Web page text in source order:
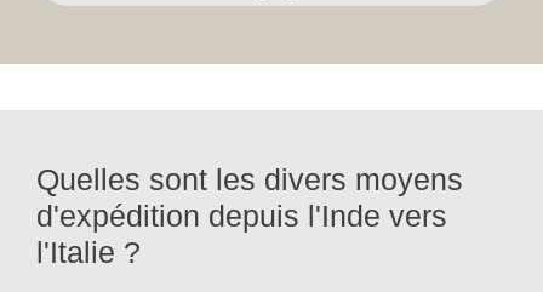
Quelles sont les divers moyens
d'expédition depuis l'Inde vers
l'Italie ?